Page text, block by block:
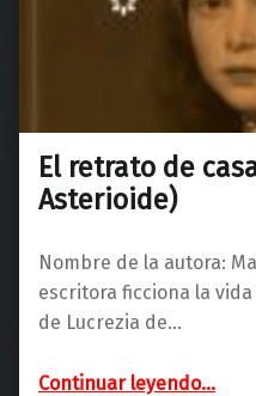
El retrato de
Asterioide)
Nombre de la autora:
escritora ficciona la
de Lucrezia de…
Continuar leyendo“El retrato de casada
…